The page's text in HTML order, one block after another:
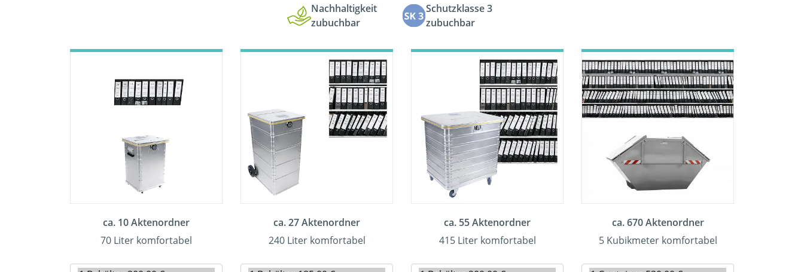
Nachhaltigkeit
zubuchbar
Schutzklasse 3
zubuchbar
ca. 10 Aktenordner
70 Liter komfortabel
ca. 27 Aktenordner
240 Liter komfortabel
ca. 55 Aktenordner
415 Liter komfortabel
ca. 670 Aktenordner
5 Kubikmeter komfortabel